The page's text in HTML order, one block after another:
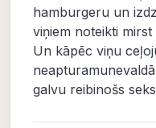
hamburgeru un
viņiem noteikti
Un kāpēc viņu
galvu reibinošs